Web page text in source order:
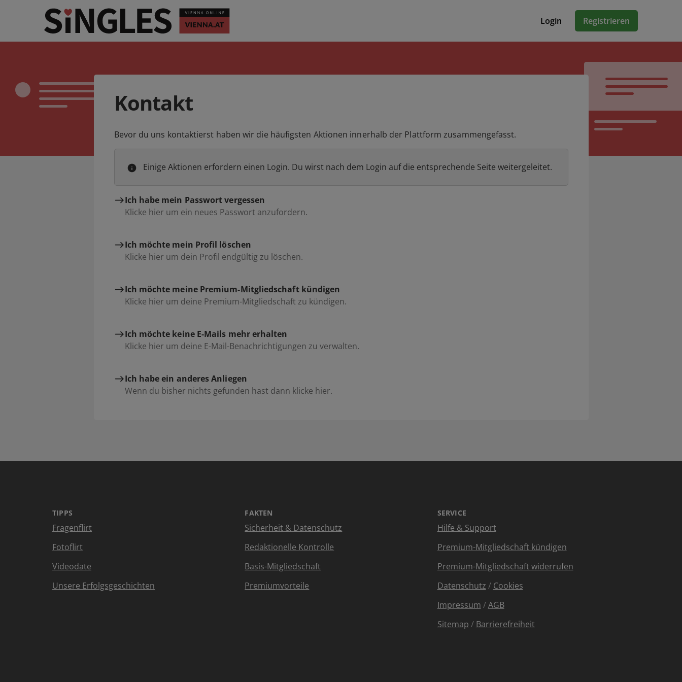
Login Registrieren
Kontakt
Bevor du uns kontaktierst haben wir die häufigsten Aktionen innerhalb der Plattform zusammengefasst.
Einige Aktionen erfordern einen Login. Du wirst nach dem Login auf die entsprechende Seite weitergeleitet.
Ich habe mein Passwort vergessen
Klicke hier um ein neues Passwort anzufordern.
Ich möchte mein Profil löschen
Klicke hier um dein Profil endgültig zu löschen.
Ich möchte meine Premium-Mitgliedschaft kündigen
Klicke hier um deine Premium-Mitgliedschaft zu kündigen.
Ich möchte keine E-Mails mehr erhalten
Klicke hier um deine E-Mail-Benachrichtigungen zu verwalten.
Ich habe ein anderes Anliegen
Wenn du bisher nichts gefunden hast dann klicke hier.
TIPPS
Fragenflirt
Fotoflirt
Videodate
Unsere Erfolgsgeschichten
FAKTEN
Sicherheit & Datenschutz
Redaktionelle Kontrolle
Basis-Mitgliedschaft
Premiumvorteile
SERVICE
Hilfe & Support
Premium-Mitgliedschaft kündigen
Premium-Mitgliedschaft widerrufen
Datenschutz / Cookies
Impressum /AGB
Sitemap / Barrierefreiheit